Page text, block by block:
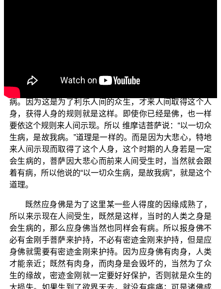
病。因为这是为了利乐人间的众生，才来人间取得这个人
身，获得人身的规则就是这样。即使你已经是佛，也一样
要依这个规则来人间示现。所以 维摩诘菩萨说：“以一切众
生病，是故我病。”道理是一样的。而是因为大悲心，特地
来人间示现而取得了这个人身，这个时期的人身若是一定
会生病的，菩萨因大悲心而前来人间受生时，当然就会跟
着有病，所以他说的“以一切众生病，是故我病”，就是这个
道理。
既然应身佛是为了这里某一些人得度的因缘成熟了，
所以来示现在人间受生，既然是这样，当时的人类之身是
会生病的，那么应身佛当然也同样会有病。所以报身佛不
必有金刚手菩萨来护持，不必有密迹金刚来护持，但是应
身佛就需要有密迹金刚来护持。因为应身佛有肉身，人类
才能亲近；既然有肉身，而肉身是会毁坏的，当然为了众
生的缘故，密迹金刚就一定要好好保护，否则就是众生的
大损失。如果生到了欲界天去，就没有病痛；可是诸佛成